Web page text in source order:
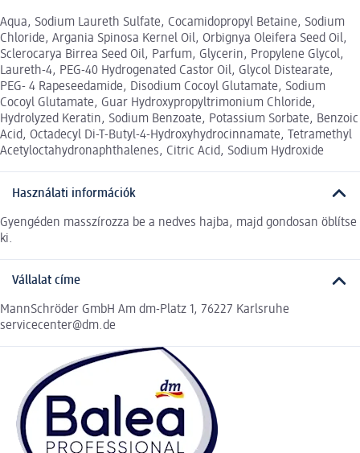
Aqua, Sodium Laureth Sulfate, Cocamidopropyl Betaine, Sodium
Chloride, Argania Spinosa Kernel Oil, Orbignya Oleifera Seed Oil,
Sclerocarya Birrea Seed Oil, Parfum, Glycerin, Propylene Glycol,
Laureth-4, PEG-40 Hydrogenated Castor Oil, Glycol Distearate,
PEG- 4 Rapeseedamide, Disodium Cocoyl Glutamate, Sodium
Cocoyl Glutamate, Guar Hydroxypropyltrimonium Chloride,
Hydrolyzed Keratin, Sodium Benzoate, Potassium Sorbate, Benzoic
Acid, Octadecyl Di-T-Butyl-4-Hydroxyhydrocinnamate, Tetramethyl
Acetyloctahydronaphthalenes, Citric Acid, Sodium Hydroxide
Használati információk
Gyengéden masszírozza be a nedves hajba, majd gondosan öblítse
ki.
Vállalat címe
MannSchröder GmbH Am dm-Platz 1, 76227 Karlsruhe
servicecenter@dm.de